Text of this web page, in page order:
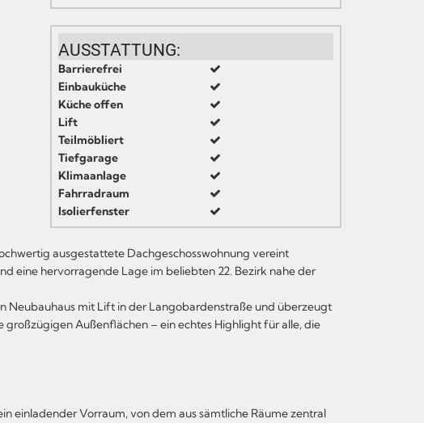
AUSSTATTUNG:
Barrierefrei
Einbauküche
Küche offen
Lift
Teilmöbliert
Tiefgarage
Klimaanlage
Fahrradraum
Isolierfenster
ausgestattete Dachgeschosswohnung vereint
eine hervorragende Lage im beliebten 22. Bezirk nahe der
Neubauhaus mit Lift in der Langobardenstraße und überzeugt
Außenflächen – ein echtes Highlight für alle, die
einladender Vorraum, von dem aus sämtliche Räume zentral